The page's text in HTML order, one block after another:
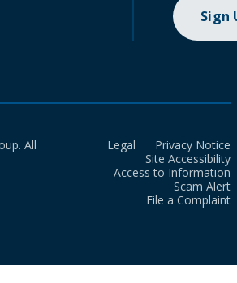
Sign
All
Legal
Privacy Notice
Site Accessibility
Access to Information
Scam Alert
File a Complaint